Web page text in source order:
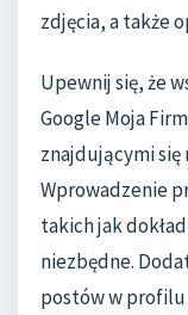
zdjęcia, a także
Upewnij się, że
Google Moja
znajdującymi
Wprowadzenie
takich jak
niezbędne.
postów w profilu